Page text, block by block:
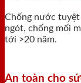
Chống nước tuyệt
ngót, chống mối
tới >20 năm.
An toàn cho